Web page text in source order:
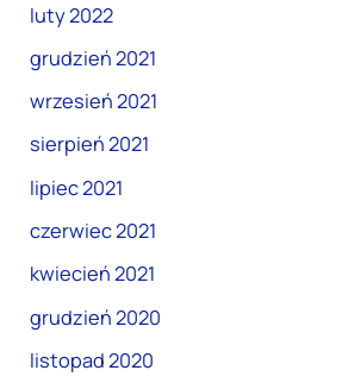
luty 2022
grudzień 2021
wrzesień 2021
sierpień 2021
lipiec 2021
czerwiec 2021
kwiecień 2021
grudzień 2020
listopad 2020